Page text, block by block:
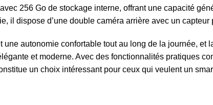
256 Go de stockage interne, offrant une capacité
il dispose d’une double caméra arrière avec un
une autonomie confortable tout au long de la journée,
et moderne. Avec des fonctionnalités pratiques
un choix intéressant pour ceux qui veulent un